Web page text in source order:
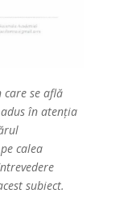
care se află
în atenția
calea
subiect.